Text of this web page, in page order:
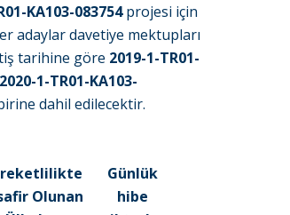
KA103-083754projesi için
adaylar davetiye mektupları
tarihine göre 2019-1-TR01-
2020-1-TR01-KA103-
dahil edilecektir.
Olunan
Günlük
hibe